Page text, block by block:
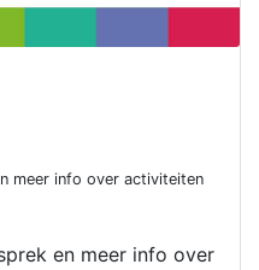
meer info over activiteiten
en meer info over